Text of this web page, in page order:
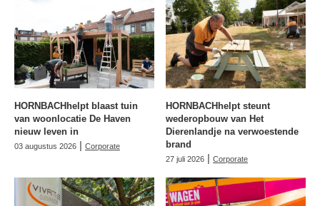
HORNBACHhelpt blaast tuin
van woonlocatie De Haven
nieuw leven in
03 augustus 2026 | Corporate
HORNBACHhelpt steunt
wederopbouw van Het
Dierenlandje na verwoestende
brand
27 juli 2026 | Corporate